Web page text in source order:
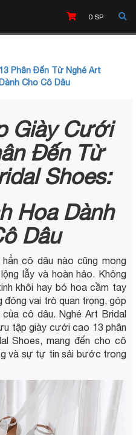
0 SP
Phân Đến Từ Nghé Art
Cho Cô Dâu
Giày Cưới
Đến Từ
Shoes:
Hoa Dành
Dâu
cô dâu nào cũng mong
lẫy và hoàn hảo. Không
khôi hay bó hoa cầm tay
vai trò quan trọng, góp
cô dâu. Nghé Art Bridal
tập giày cưới cao 13 phân
Shoes, mang đến cho cô
và sự tự tin sải bước trong